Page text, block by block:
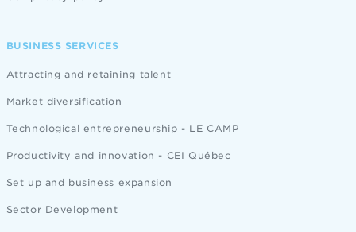
BUSINESS SERVICES
Attracting and retaining talent
Market diversification
Technological entrepreneurship - LE CAMP
Productivity and innovation - CEI Québec
Set up and business expansion
Sector Development